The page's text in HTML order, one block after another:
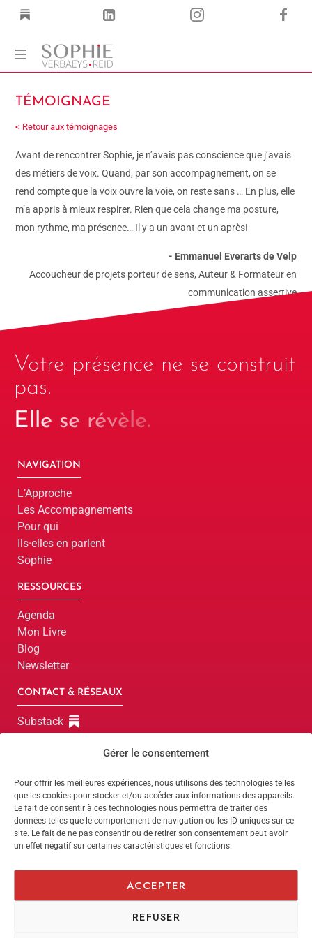
Gérer le consentement
Pour offrir les meilleures expériences, nous utilisons des technologies telles
que les cookies pour stocker et/ou accéder aux informations des appareils.
Le fait de consentir à ces technologies nous permettra de traiter des
données telles que le comportement de navigation ou les ID uniques sur ce
site. Le fait de ne pas consentir ou de retirer son consentement peut avoir
un effet négatif sur certaines caractéristiques et fonctions.
ACCEPTER
REFUSER
Corps
Voix
Mots
TÉMOIGNAGE
< Retour aux témoignages
Avant de rencontrer Sophie, je n’avais pas conscience que j’avais
des métiers de voix. Quand, par son accompagnement, on se
rend compte que la voix ouvre la voie, on reste sans … En plus, elle
m’a appris à mieux respirer. Rien que cela change ma posture,
mon rythme, ma présence… Il y a un avant et un après!
- Emmanuel Everarts de Velp
Accoucheur de projets porteur de sens, Auteur & Formateur en
communication assertive
Votre présence ne se construit
pas.
Elle se révèle.
NAVIGATION
L’Approche
Les Accompagnements
Pour qui
Ils·elles en parlent
Sophie
RESSOURCES
Agenda
Mon Livre
Blog
Newsletter
CONTACT & RÉSEAUX
Substack
Parlons-en !
Parlons-en !
Dimitri
Politique de confidentialité